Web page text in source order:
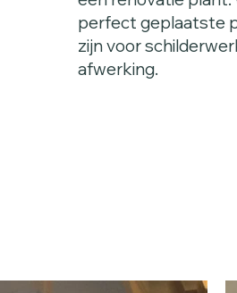
perfect geplaatste
zijn voor
afwerking.